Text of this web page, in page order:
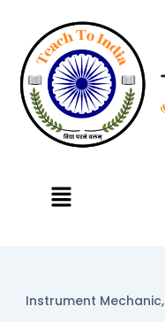
content
Menu
Instrument Mechanic,